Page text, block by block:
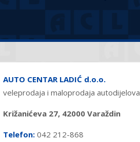
AUTO CENTAR LADIĆ d.o.o.
veleprodaja i maloprodaja autodijelova
Križanićeva 27, 42000 Varaždin
Telefon: 042 212-868